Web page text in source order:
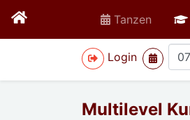
Tanzen
Login
>
Multilevel